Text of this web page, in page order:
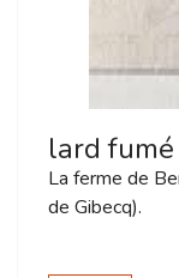
lard
La ferme de
de Gibecq).